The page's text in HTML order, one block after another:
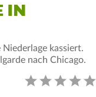
IN
kassiert.
nach Chicago.